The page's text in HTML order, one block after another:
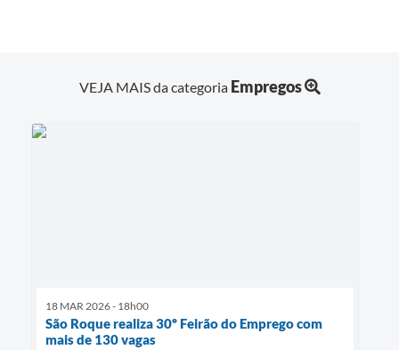
VEJA MAIS da categoria Empregos
18 MAR 2026 - 18h00
São Roque realiza 30º Feirão do Emprego com
mais de 130 vagas